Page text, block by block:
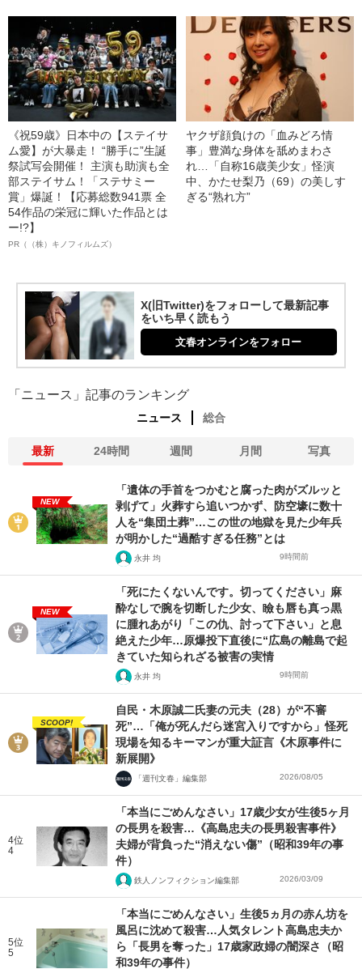
《祝59歳》日本中の【ステイサ
ム愛】が大暴走！ “勝手に”生誕
祭試写会開催！ 主演も助演も全
部ステイサム！「ステサミー
賞」爆誕！【応募総数941票 全
54作品の栄冠に輝いた作品とは
ー!?】
PR（（株）キノフィルムズ）
ヤクザ顔負けの「血みどろ情
事」豊満な身体を舐めまわさ
れ…「自称16歳美少女」怪演
中、かたせ梨乃（69）の美しす
ぎる“熟れ方”
X(旧Twitter)をフォローして最新記事
をいち早く読もう
文春オンラインをフォロー
「ニュース」記事のランキング
ニュース 総合
最新 24時間 週間 月間 写真
NEW
「遺体の手首をつかむと腐った肉がズルッと
剥げて」火葬すら追いつかず、防空壕に数十
人を“集団土葬”…この世の地獄を見た少年兵
が明かした“過酷すぎる任務”とは
永井 均 9時間前
NEW
「死にたくないんです。切ってください」麻
酔なしで腕を切断した少女、瞼も唇も真っ黒
に腫れあがり「この仇、討って下さい」と息
絶えた少年…原爆投下直後に“広島の離島で起
きていた知られざる被害の実情
永井 均 9時間前
SCOOP!
自民・木原誠二氏妻の元夫（28）が“不審
死”…「俺が死んだら迷宮入りですから」怪死
現場を知るキーマンが重大証言《木原事件に
新展開》
「週刊文春」編集部 2026/08/05
4位
4
「本当にごめんなさい」17歳少女が生後5ヶ月
の長男を殺害…《高島忠夫の長男殺害事件》
夫婦が背負った“消えない傷”（昭和39年の事
件）
鉄人ノンフィクション編集部 2026/03/09
5位
5
「本当にごめんなさい」生後5ヵ月の赤ん坊を
風呂に沈めて殺害…人気タレント高島忠夫か
ら「長男を奪った」17歳家政婦の闇深さ（昭
和39年の事件）